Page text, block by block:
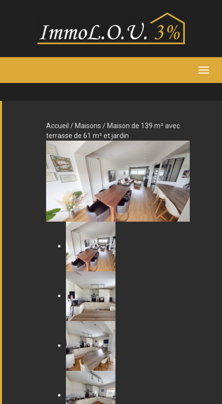
Accueil / Maisons / Maison de 139 m² avec
terrasse de 61 m² et jardin